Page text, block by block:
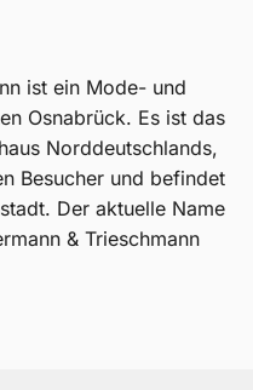
ist ein Mode- und
Osnabrück. Es ist das
Norddeutschlands,
Besucher und befindet
Der aktuelle Name
& Trieschmann